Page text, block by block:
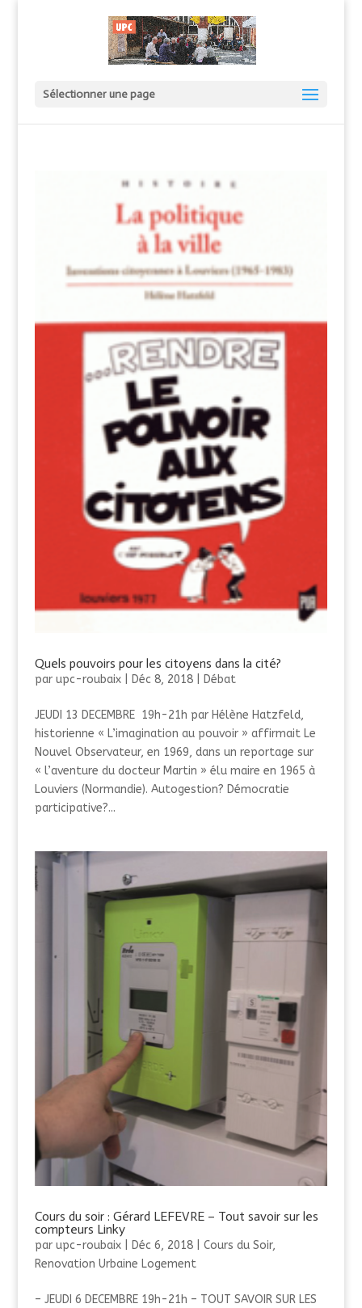
Sélectionner une page
Quels pouvoirs pour les citoyens dans la cité?
par upc-roubaix| Déc 8, 2018| Débat
JEUDI 13 DECEMBRE 19h-21h par Hélène Hatzfeld,
historienne « L’imagination au pouvoir » affirmait Le
Nouvel Observateur, en 1969, dans un reportage sur
« l’aventure du docteur Martin » élu maire en 1965 à
Louviers (Normandie). Autogestion? Démocratie
participative?...
Cours du soir : Gérard LEFEVRE – Tout savoir sur les
compteurs Linky
par upc-roubaix| Déc 6, 2018| Cours du Soir,
Renovation Urbaine Logement
– JEUDI 6 DECEMBRE 19h-21h – TOUT SAVOIR SUR LES